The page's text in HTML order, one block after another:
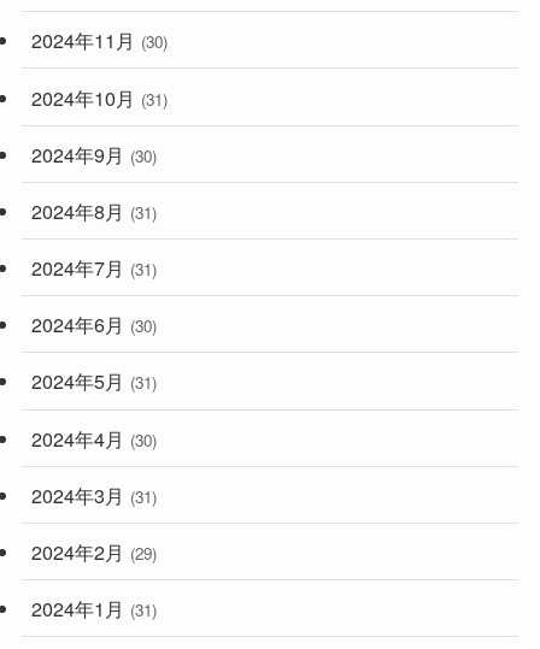
2024年11月 (30)
2024年10月 (31)
2024年9月 (30)
2024年8月 (31)
2024年7月 (31)
2024年6月 (30)
2024年5月 (31)
2024年4月 (30)
2024年3月 (31)
2024年2月 (29)
2024年1月 (31)